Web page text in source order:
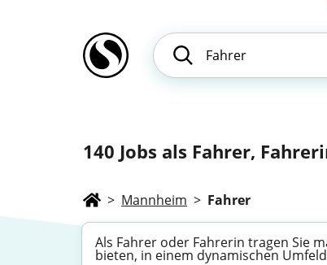
140 Jobs als Fahrer,
> Mannheim > Fahrer
Als Fahrer oder Fahrerin tragen Sie
bieten, in einem dynamischen